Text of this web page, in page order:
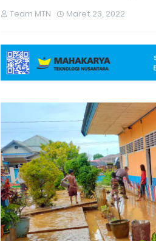
Team MTN Maret 23, 2022